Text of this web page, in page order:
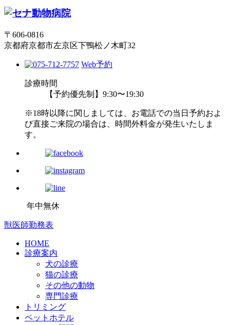
〒606-0816
京都府京都市左京区下鴨松ノ木町32
Web予約
診療時間
【予約優先制】9:30〜19:30
※18時以降に関しましては、お電話での当日予約およ
び直接ご来院の場合は、時間外料金が発生いたしま
す。
年中無休
獣医師勤務表
HOME
診療案内
犬の診療
猫の診療
その他の動物
専門診療
トリミング
ペットホテル